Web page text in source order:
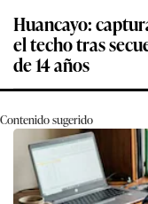
Huancayo:
el techo tras
de 14 años
Contenido sugerido